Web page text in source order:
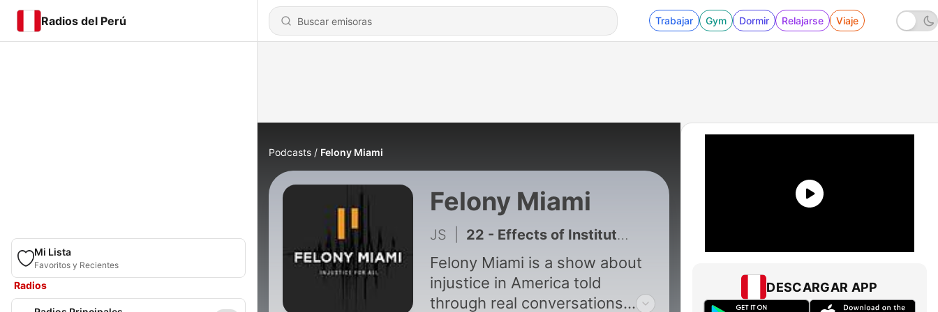
Radios del Perú Trabajar Gym Dormir Relajarse Viaje
Mi Lista
Favoritos y Recientes
Radios
Podcasts Felony Miami
Felony Miami
JS 22 - Effects of Institutionalization w/ Prof. Jamila Lyn, DJ Lyve, Dr. Bernard Ashby, and Peter Schoenthal
Felony Miami is a show about
injustice in America told
through real conversations
DESCARGAR APP